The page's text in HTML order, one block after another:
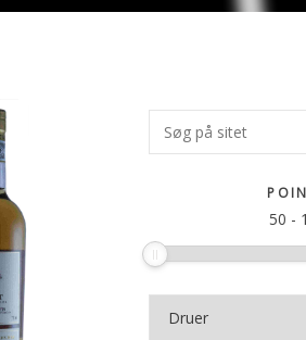
Primær
Sidebar
Søg
på
50 -